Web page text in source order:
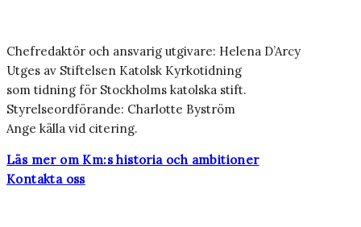
Chefredaktör och ansvarig utgivare: Helena D’Arcy
Utges av Stiftelsen Katolsk Kyrkotidning
som tidning för Stockholms katolska stift.
Styrelseordförande: Charlotte Byström
Ange källa vid citering.
Läs mer om Km:s historia och ambitioner
Kontakta oss